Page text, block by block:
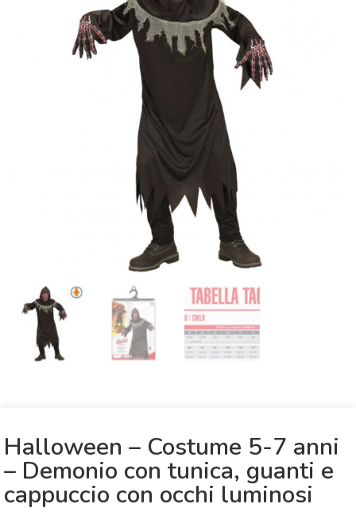
Halloween – Costume 5-7 anni
– Demonio con tunica, guanti e
cappuccio con occhi luminosi